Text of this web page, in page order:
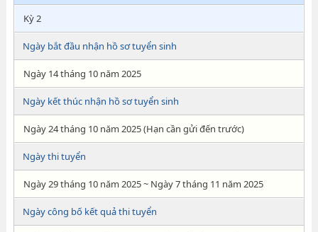
Kỳ 2
Ngày bắt đầu nhận hồ sơ tuyển sinh
Ngày 14 tháng 10 năm 2025
Ngày kết thúc nhận hồ sơ tuyển sinh
Ngày 24 tháng 10 năm 2025 (Hạn cần gửi đến trước)
Ngày thi tuyển
Ngày 29 tháng 10 năm 2025 ~ Ngày 7 tháng 11 năm 2025
Ngày công bố kết quả thi tuyển